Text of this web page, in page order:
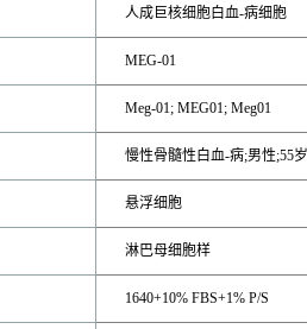
人成巨核细胞白血-病细胞
MEG-01
Meg-01; MEG01; Meg01
慢性骨髓性白血-病;男性;55岁
悬浮细胞
淋巴母细胞样
1640+10% FBS+1% P/S